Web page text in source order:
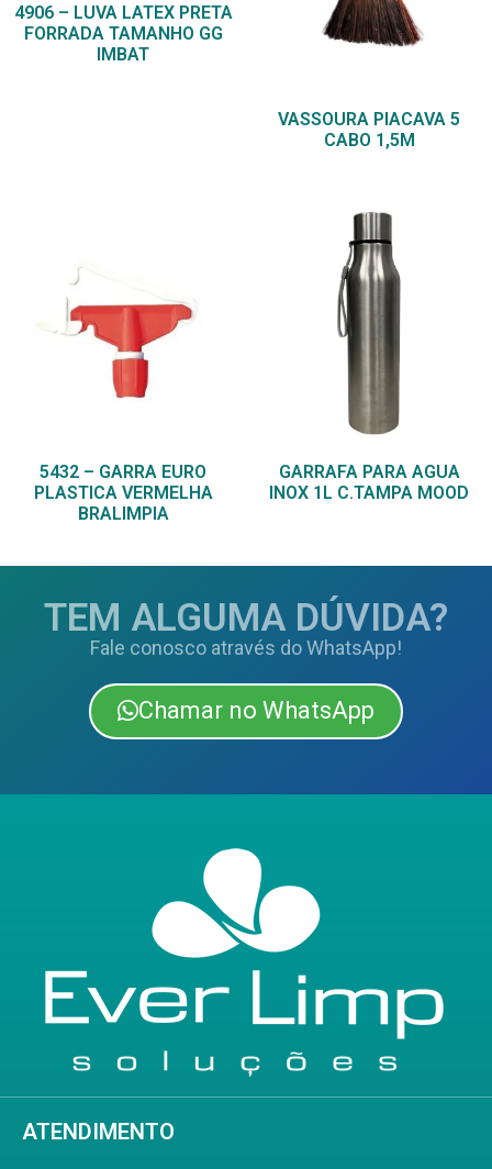
4906 – LUVA LATEX PRETA
FORRADA TAMANHO GG
IMBAT
VASSOURA PIACAVA 5
CABO 1,5M
5432 – GARRA EURO
PLASTICA VERMELHA
BRALIMPIA
GARRAFA PARA AGUA
INOX 1L C.TAMPA MOOD
TEM ALGUMA DÚVIDA?
Fale conosco através do WhatsApp!
Chamar no WhatsApp
ATENDIMENTO